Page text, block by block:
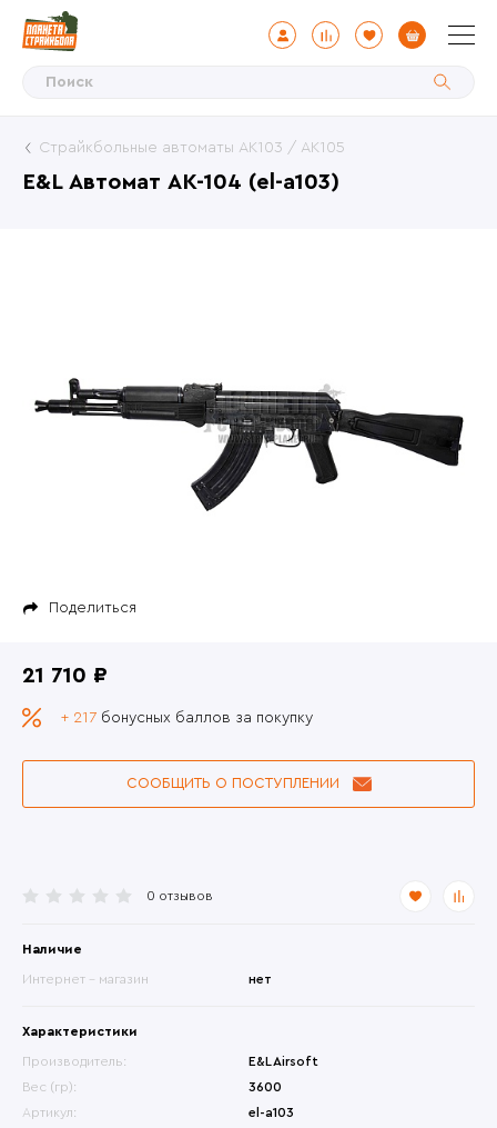
E&L Автомат АК-104 (el-a103)
Страйкбольные автоматы АК103 / АК105
Поделиться
0 отзывов
Наличие
Интернет - магазин нет
Характеристики
Производитель:
E&L Airsoft
Вес (гр):
3600
Артикул:
el-a103
21 710 ₽
+ 217 бонусных баллов за покупку
СООБЩИТЬ О ПОСТУПЛЕНИИ